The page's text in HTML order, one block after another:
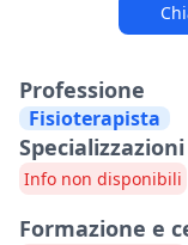
Professione
Fisioterapista
Specializzazioni
Info non disponibili
Formazione e